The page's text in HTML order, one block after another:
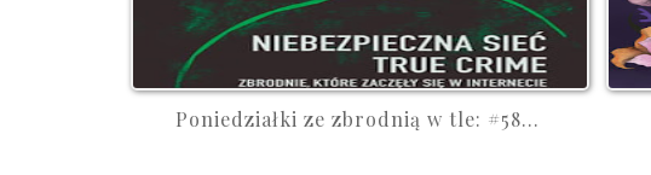
Poniedziałki ze zbrodnią w tle: #58...